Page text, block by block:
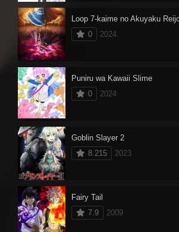
0
2024
Puniru wa Kawaii Slime
0
2024
Goblin Slayer 2
8.215
2023
Fairy Tail
7.9
2009